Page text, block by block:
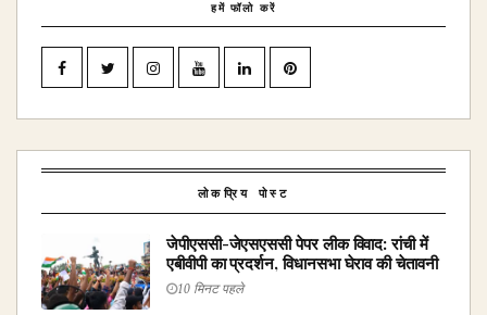
हमें फॉलो करें
लोकप्रिय पोस्ट
जेपीएससी-जेएसएससी पेपर लीक विवाद: रांची में
एबीवीपी का प्रदर्शन, विधानसभा घेराव की चेतावनी
10 मिनट पहले